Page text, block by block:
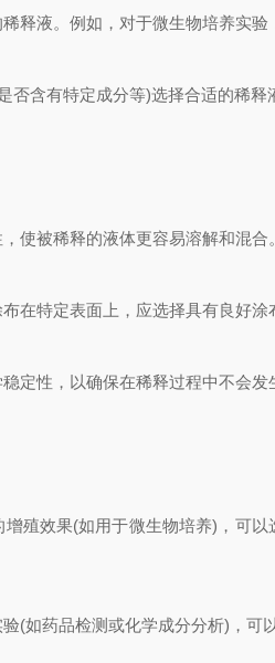
液。例如，对于微生物培养实验
有特定成分等)选择合适的稀释
被稀释的液体更容易溶解和混合。
特定表面上，应选择具有良好涂
性，以确保在稀释过程中不会发
效果(如用于微生物培养)，可以
药品检测或化学成分分析)，可